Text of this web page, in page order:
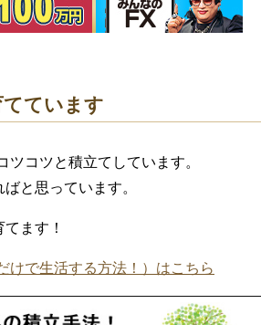
ています
コツと積立てしています。
と思っています。
ます！
で生活する方法！）はこちら